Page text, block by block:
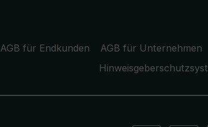
AGB für Endkunden AGB für Unternehmen